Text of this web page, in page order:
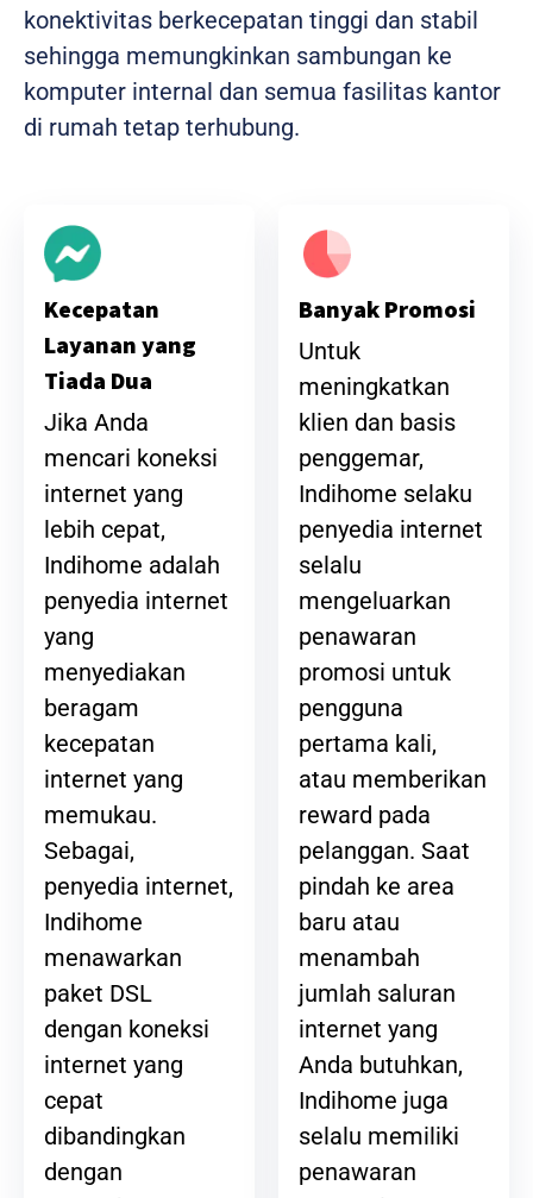
konektivitas berkecepatan tinggi dan stabil
sehingga memungkinkan sambungan ke
komputer internal dan semua fasilitas kantor
di rumah tetap terhubung.
Kecepatan
Layanan yang
Tiada Dua
Jika Anda
mencari koneksi
internet yang
lebih cepat,
Indihome adalah
penyedia internet
yang
menyediakan
beragam
kecepatan
internet yang
memukau.
Sebagai,
penyedia internet,
Indihome
menawarkan
paket DSL
dengan koneksi
internet yang
cepat
dibandingkan
dengan
Banyak Promosi
Untuk
meningkatkan
klien dan basis
penggemar,
Indihome selaku
penyedia internet
selalu
mengeluarkan
penawaran
promosi untuk
pengguna
pertama kali,
atau memberikan
reward pada
pelanggan. Saat
pindah ke area
baru atau
menambah
jumlah saluran
internet yang
Anda butuhkan,
Indihome juga
selalu memiliki
penawaran